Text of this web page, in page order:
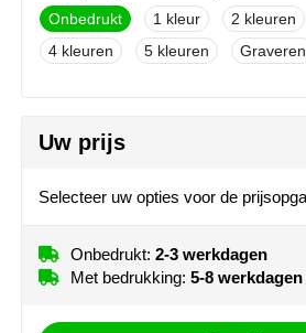
Moleskine
Nilton's
Parker pennen
Peekay
Onbedrukt
1 2
4
5 Graveren
Uw prijs
Selecteer uw opties voor de
Onbedrukt: 2-3 werkdagen
Met bedrukking: 5-8 werkdagen